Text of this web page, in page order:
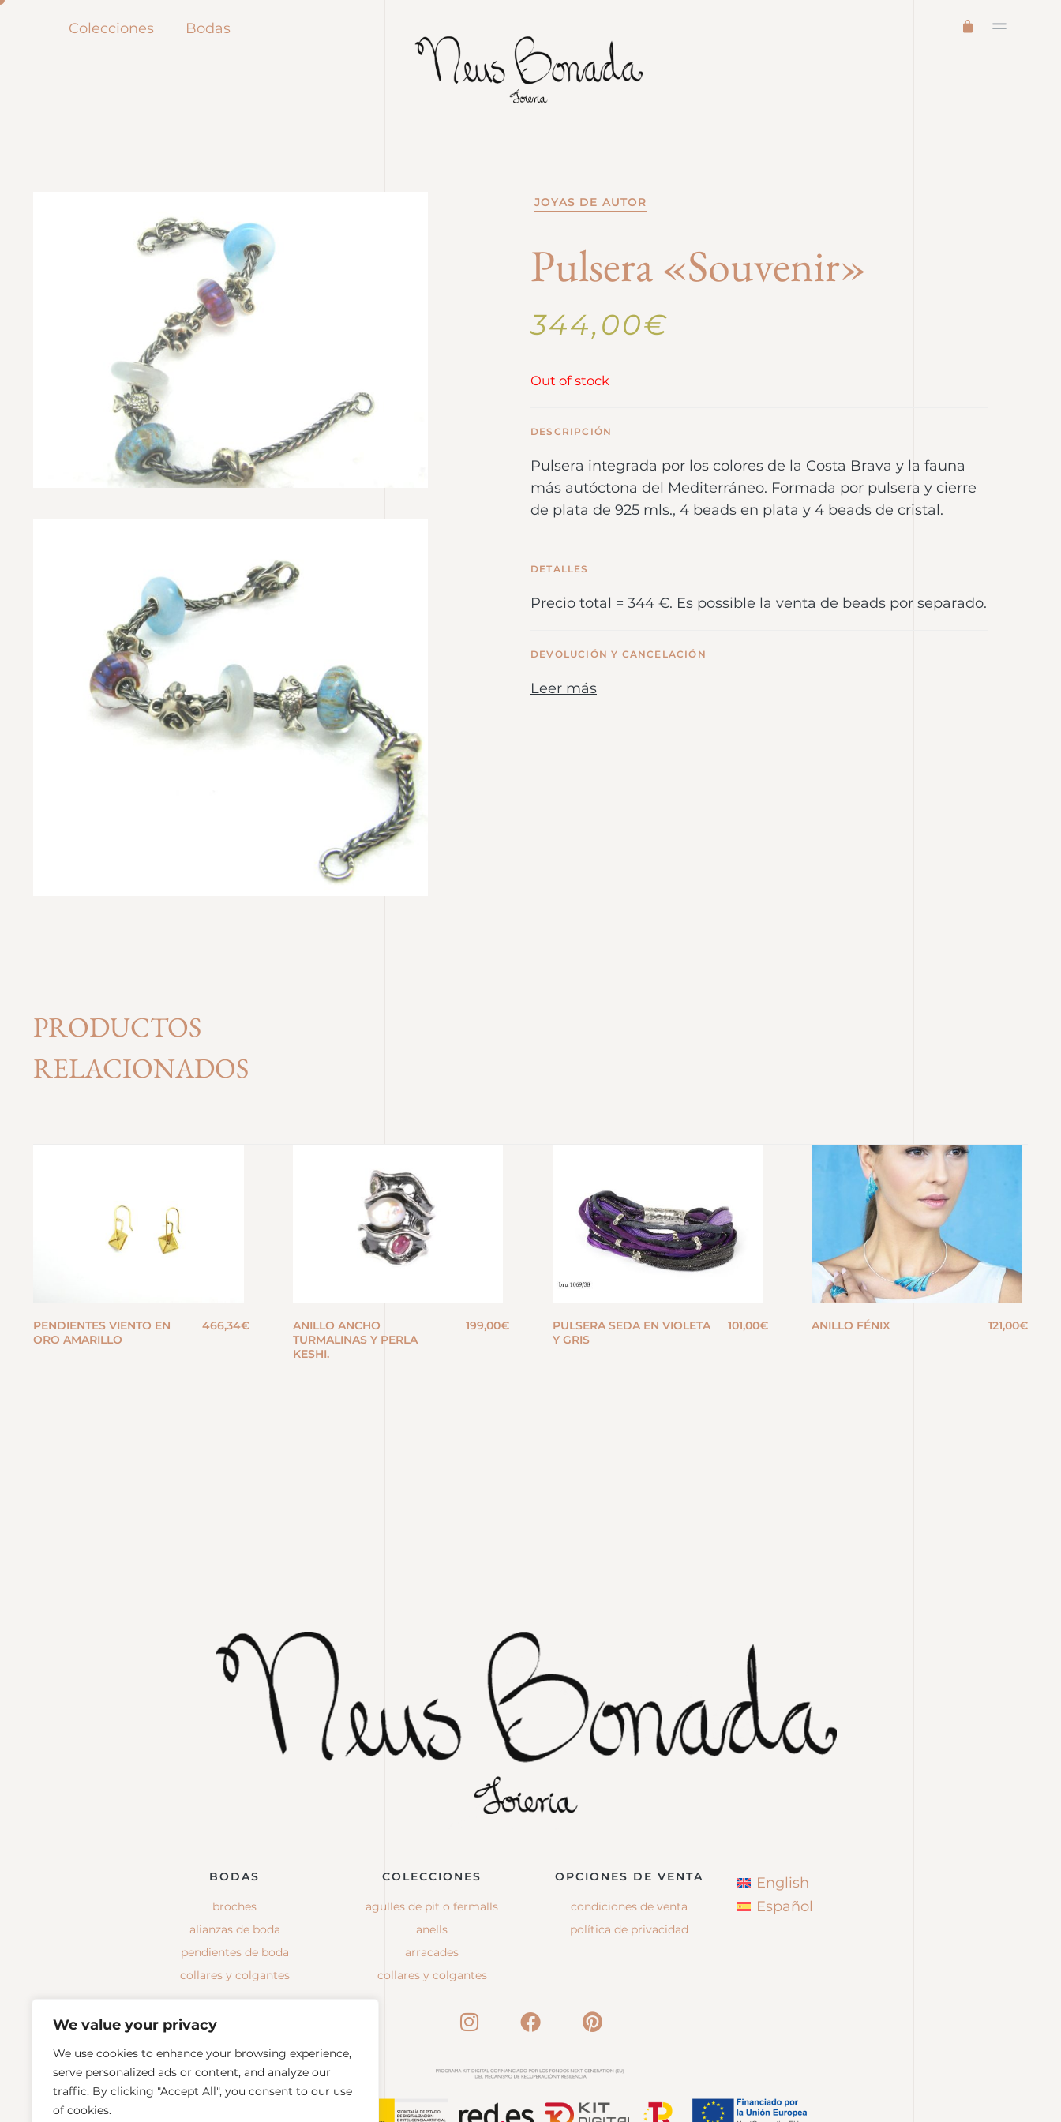
We value your privacy
We use cookies to enhance your browsing experience,
serve personalized ads or content, and analyze our
traffic. By clicking "Accept All", you consent to our use
of cookies.
Colecciones Bodas
JOYAS DE AUTOR
Pulsera «Souvenir»
344,00€
Out of stock
DESCRIPCIÓN
Pulsera integrada por los colores de la Costa Brava y la fauna
más autóctona del Mediterráneo. Formada por pulsera y cierre
de plata de 925 mls., 4 beads en plata y 4 beads de cristal.
DETALLES
Precio total = 344 €. Es possible la venta de beads por separado.
DEVOLUCIÓN Y CANCELACIÓN
Leer más
PRODUCTOS
RELACIONADOS
PENDIENTES VIENTO EN
ORO AMARILLO
466,34€
ANILLO ANCHO
TURMALINAS Y PERLA
KESHI.
199,00€
PULSERA SEDA EN VIOLETA
Y GRIS
101,00€ ANILLO FÉNIX 121,00€
BODAS
broches
alianzas de boda
pendientes de boda
collares y colgantes
COLECCIONES
agulles de pit o fermalls
anells
arracades
collares y colgantes
OPCIONES DE VENTA
condiciones de venta
política de privacidad
English
Español